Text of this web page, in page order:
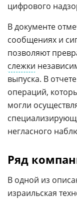
цифрового
В документе
сообщениях и
позволяют
слежки
выпуска. В
операций,
могли
негласного
Ряд
В одной из
израильская